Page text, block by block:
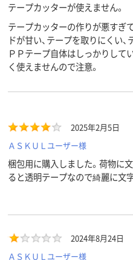
テープカッターが使えません。
テープカッターの作りが悪すぎ
ドが甘い、テープを取りにくい
ＰＰテープ自体はしっかりして
く使えませんので注意。
2025年2月5日
ＡＳＫＵＬユーザー様
梱包用に購入しました。荷物に
ると透明テープなので綺麗に文
無くとてもいいと思います。
た。よく切れる方だと思います。
2024年8月24日
ＡＳＫＵＬユーザー様